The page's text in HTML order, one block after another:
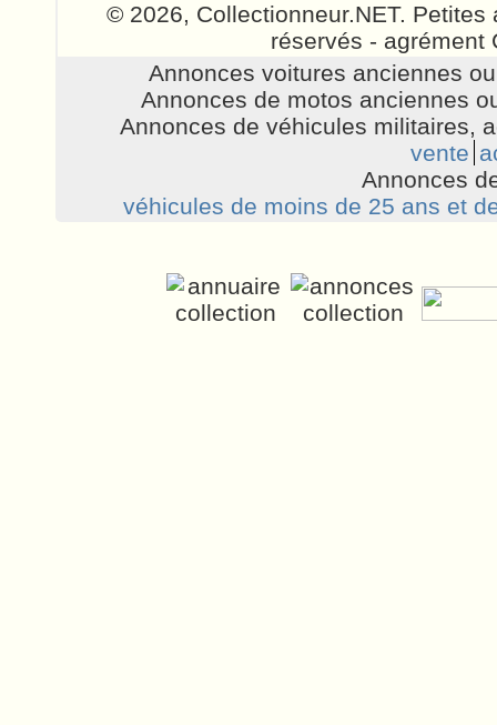
© 2026, Collectionneur.NET.
réservés - agrément
Annonces voitures anciennes
Annonces de motos anciennes
Annonces de véhicules militaires,
vente
Annonces
véhicules de moins de 25 ans et